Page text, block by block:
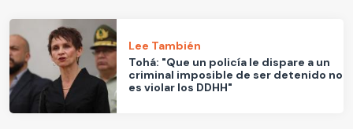
Lee También
Tohá: "Que un policía le dispare a un
criminal imposible de ser detenido no
es violar los DDHH"